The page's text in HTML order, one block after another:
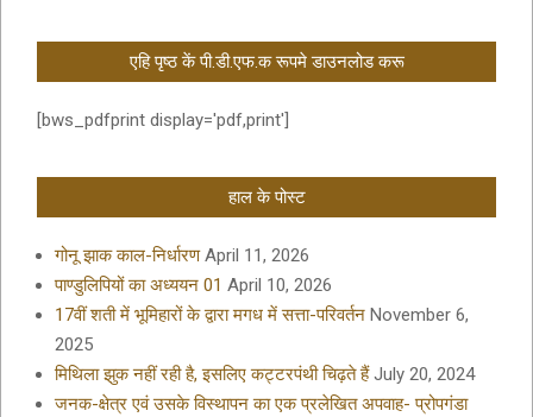
एहि पृष्ठ कें पी.डी.एफ.क रूपमे डाउनलोड करू
[bws_pdfprint display='pdf,print']
हाल के पोस्ट
गोनू झाक काल-निर्धारण April 11, 2026
पाण्डुलिपियों का अध्ययन 01 April 10, 2026
17वीं शती में भूमिहारों के द्वारा मगध में सत्ता-परिवर्तन November 6,
2025
मिथिला झुक नहीं रही है, इसलिए कट्टरपंथी चिढ़ते हैं July 20, 2024
जनक-क्षेत्र एवं उसके विस्थापन का एक प्रलेखित अपवाह- प्रोपगंडा